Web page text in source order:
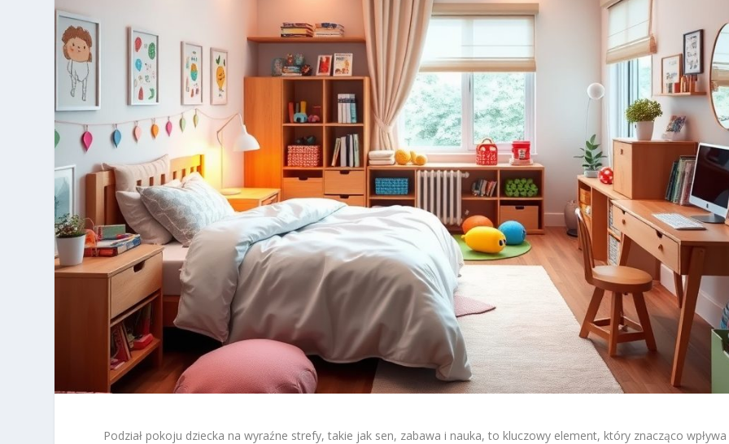
Podział pokoju dziecka na wyraźne strefy, takie jak sen, zabawa i nauka, to kluczowy element, który znacząco wpływa